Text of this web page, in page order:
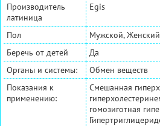
Производитель
латиница
Egis
Пол
Мужской, Женский
Беречь от детей
Да
Органы и системы:
Обмен веществ
Показания к
применению:
Смешанная
гомозиготная